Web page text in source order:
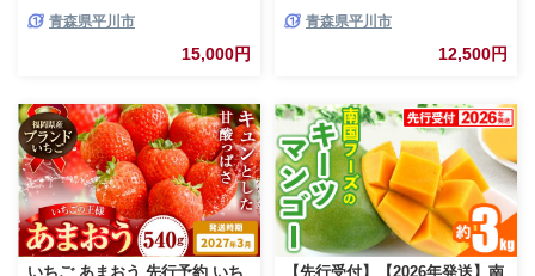
青森県平川市
15,000円
8玉)【今井農園】[hi-0064-003]
青森県平川市
12,500円
いちご あまおう 先行予約 いち
【先行受付】【2026年発送】南